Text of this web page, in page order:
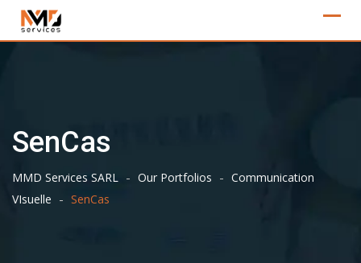
SenCas
MMD Services SARL - Our Portfolios - Communication
VIsuelle - SenCas